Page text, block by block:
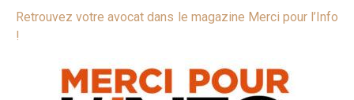
Retrouvez votre avocat dans le magazine Merci pour l’Info
!